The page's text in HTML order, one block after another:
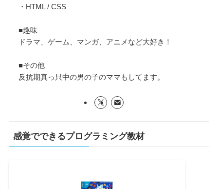
・HTML / CSS
■趣味
ドラマ、ゲーム、マンガ、アニメなど大好き！
■その他
反抗期真っ只中の男の子のママもしてます。
感覚でできるプログラミング教材